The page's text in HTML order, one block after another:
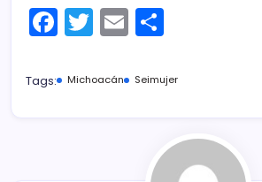
F
a
c
T
w
itt
E
m
ai m
ar
tir
Tags: Michoacán Seimujer